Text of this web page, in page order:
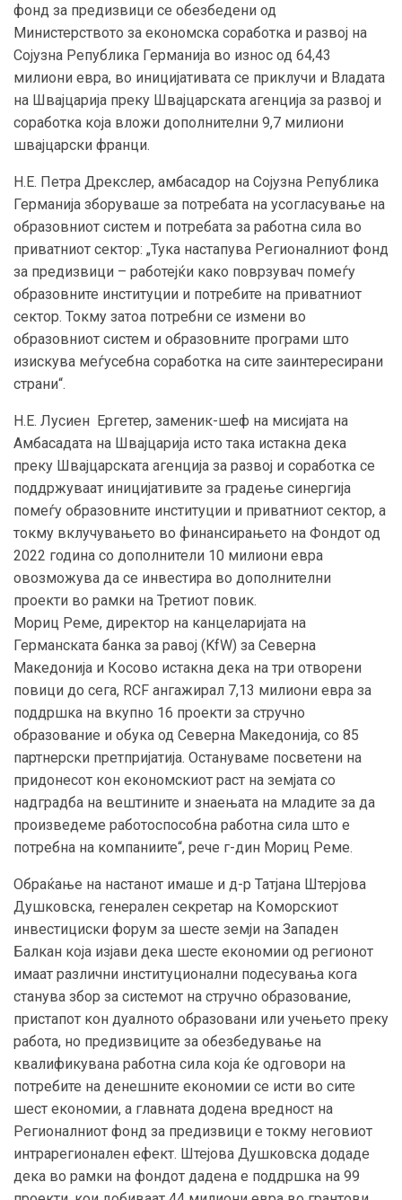
фонд за предизвици се обезбедени од
Министерството за економска соработка и развој на
Сојузна Република Германија во износ од 64,43
милиони евра, во иницијативата се приклучи и Владата
на Швајцарија преку Швајцарската агенција за развој и
соработка која вложи дополнителни 9,7 милиони
швајцарски франци.
Н.Е. Петра Дрекслер, амбасадор на Сојузна Република
Германија зборуваше за потребата на усогласување на
образовниот систем и потребата за работна сила во
приватниот сектор: „Тука настапува Регионалниот фонд
за предизвици – работејќи како поврзувач помеѓу
образовните институции и потребите на приватниот
сектор. Токму затоа потребни се измени во
образовниот систем и образовните програми што
изискува меѓусебна соработка на сите заинтересирани
страни“.
Н.Е. Лусиен Ергетер, заменик-шеф на мисијата на
Амбасадата на Швајцарија исто така истакна дека
преку Швајцарската агенција за развој и соработка се
поддржуваат иницијативите за градење синергија
помеѓу образовните институции и приватниот сектор, а
токму вклучувањето во финансирањето на Фондот од
2022 година со дополнители 10 милиони евра
овозможува да се инвестира во дополнителни
проекти во рамки на Третиот повик.
Мориц Реме, директор на канцеларијата на
Германската банка за равој (KfW) за Северна
Македонија и Косово истакна дека на три отворени
повици до сега, RCF ангажирал 7,13 милиони евра за
поддршка на вкупно 16 проекти за стручно
образование и обука од Северна Македонија, со 85
партнерски претпријатија. Остануваме посветени на
придонесот кон економскиот раст на земјата со
надградба на вештините и знаењата на младите за да
произведеме работоспособна работна сила што е
потребна на компаниите“, рече г-дин Мориц Реме.
Обраќање на настанот имаше и д-р Татјана Штерјова
Душковска, генерален секретар на Коморскиот
инвестициски форум за шесте земји на Западен
Балкан која изјави дека шесте економии од регионот
имаат различни институционални подесувања кога
станува збор за системот на стручно образование,
пристапот кон дуалното образовани или учењето преку
работа, но предизвиците за обезбедување на
квалификувана работна сила која ќе одговори на
потребите на денешните економии се исти во сите
шест економии, а главната додена вредност на
Регионалниот фонд за предизвици е токму неговиот
интрарегионален ефект. Штејова Душковска додаде
дека во рамки на фондот дадена е поддршка на 99